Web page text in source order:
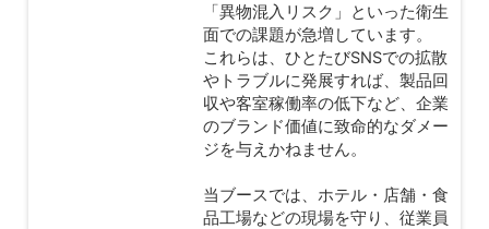
「異物混入リスク」といった衛生
面での課題が急増しています。
これらは、ひとたびSNSでの拡散
やトラブルに発展すれば、製品回
収や客室稼働率の低下など、企業
のブランド価値に致命的なダメー
ジを与えかねません。
当ブースでは、ホテル・店舗・食
品工場などの現場を守り、従業員